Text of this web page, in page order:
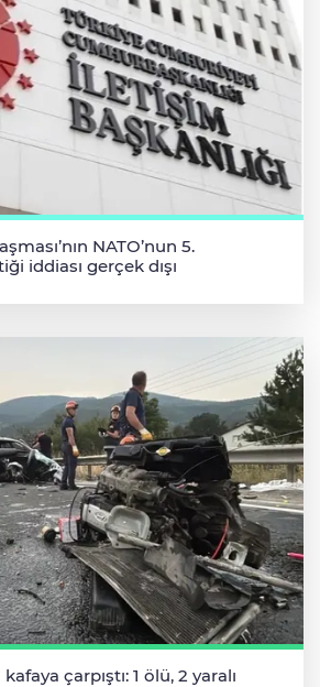
NATO’nun 5.
iddiası gerçek dışı
çarpıştı: 1 ölü, 2 yaralı